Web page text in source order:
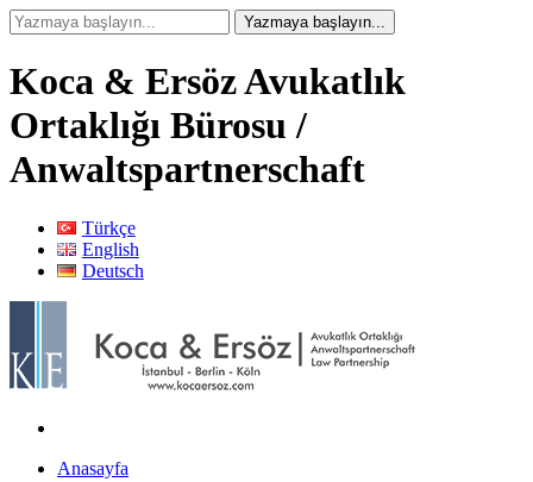
Koca & Ersöz Avukatlık
Ortaklığı Bürosu /
Anwaltspartnerschaft
Türkçe
English
Deutsch
Anasayfa